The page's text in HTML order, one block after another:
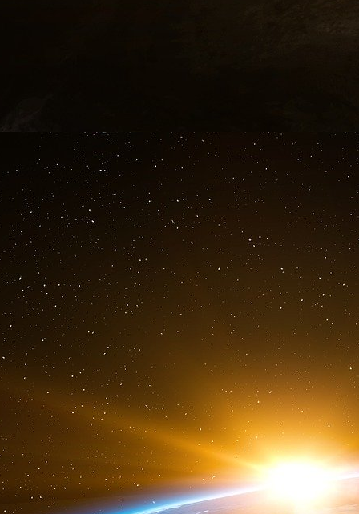
stratégiques, qui seraient neutralisées
rudimentaire. Si la Chine modernise son
voisins est à craindre. A l’intérieur
oppositions de longue date, liées au coût
fiabilité technique.
Le sénateur Joseph Biden
comité des affaires étrangères du Congrès
unilatéralement le traité ABM serait une
aucun argument convaincant expliquant
nécessiteraient de se retirer d’un traité
dernières années ».
par Philippe Bolopion
Article publié le 13/12/2001
http://www.rfi.fr/actufr/articles/0...
[1
Notes